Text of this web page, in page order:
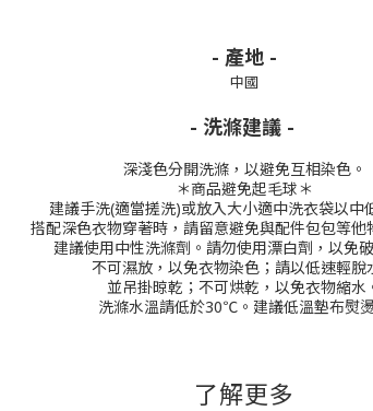
- 產地 -
中國
- 洗滌建議 -
深淺色分開洗滌，以避免互相染色。
＊商品避免起毛球＊
建議手洗(適當搓洗)或放入大小適中洗衣袋以中
搭配深色衣物穿著時，請留意避免與配件包包等他
建議使用中性洗滌劑。 請勿使用漂白劑，以免
不可濕放，以免衣物染色；請以低速輕脫
並吊掛晾乾；不可烘乾，以免衣物縮水
洗滌水溫請低於30℃。 建議低溫墊布熨
了解更多